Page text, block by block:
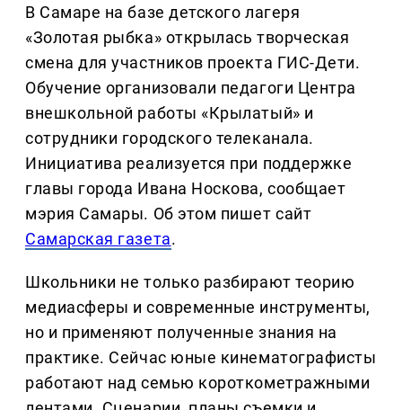
В Самаре на базе детского лагеря
«Золотая рыбка» открылась творческая
смена для участников проекта ГИС-Дети.
Обучение организовали педагоги Центра
внешкольной работы «Крылатый» и
сотрудники городского телеканала.
Инициатива реализуется при поддержке
главы города Ивана Носкова, сообщает
мэрия Самары. Об этом пишет сайт
Самарская газета.
Школьники не только разбирают теорию
медиасферы и современные инструменты,
но и применяют полученные знания на
практике. Сейчас юные кинематографисты
работают над семью короткометражными